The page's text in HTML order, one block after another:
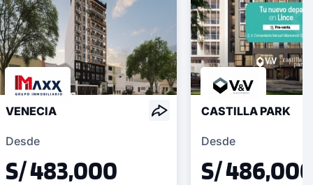
VENECIA
Desde
S/ 483,000
CASTILLA PARK
Desde
S/